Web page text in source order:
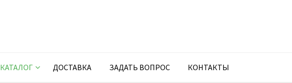
КАТАЛОГ ДОСТАВКА ЗАДАТЬ ВОПРОС КОНТАКТЫ